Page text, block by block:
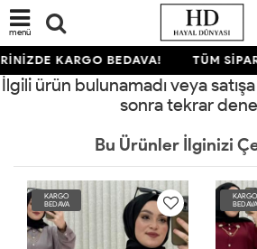
menü
KARGO BEDAVA! TÜM
İlgili ürün bulunamadı veya
sonra tekrar
Bu Ürünler İlginizi
KARGO
BEDAVA
KARGO
BEDAVA